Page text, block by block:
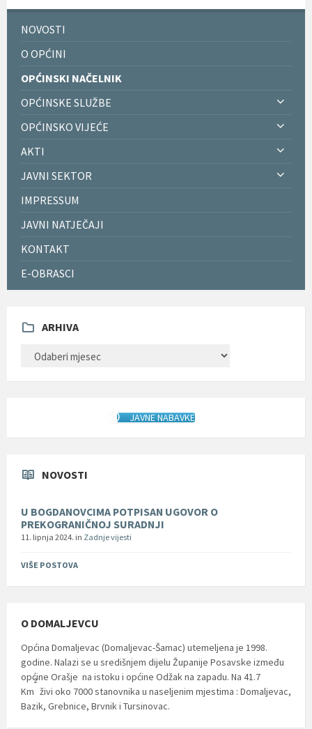
NOVOSTI
O OPĆINI
OPĆINSKI NAČELNIK
OPĆINSKE SLUŽBE
OPĆINSKO VIJEĆE
AKTI
JAVNI SEKTOR
IMPRESSUM
JAVNI NATJEČAJI
KONTAKT
E-OBRASCI
ARHIVA
JAVNE NABAVKE
NOVOSTI
U BOGDANOVCIMA POTPISAN UGOVOR O
PREKOGRANIČNOJ SURADNJI
11. lipnja 2024. in Zadnje vijesti
VIŠE POSTOVA
O DOMALJEVCU
Općina Domaljevac (Domaljevac-Šamac) utemeljena je 1998.
godine. Nalazi se u središnjem dijelu Županije Posavske između
općine Orašje na istoku i općine Odžak na zapadu. Na 41.7
Km
2
živi oko 7000 stanovnika u naseljenim mjestima : Domaljevac,
Bazik, Grebnice, Brvnik i Tursinovac.